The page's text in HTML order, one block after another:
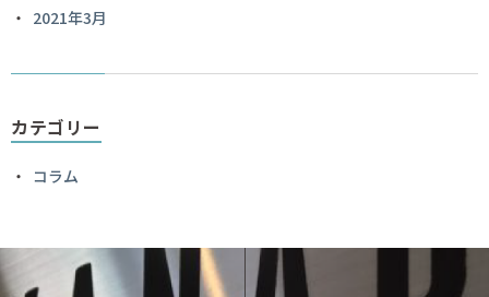
2021年3月
カテゴリー
コラム